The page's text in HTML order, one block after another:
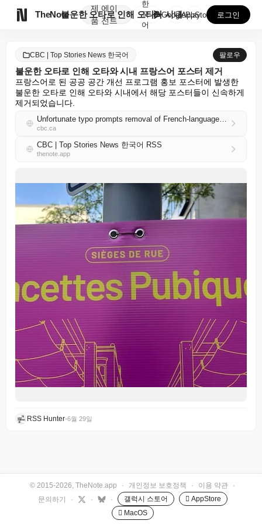
TheNote
제
품
에이
전트
불운한 오타로 인해 오타와 시내 프랑스어 포스터 제거
한
국
어
GooglePlay
AppStore 로그인
CBC | Top Stories News 한국어 팔로우
불운한 오타로 인해 오타와 시내 프랑스어 포스터 제거
프랑스어로 된 공공 공간 개선 프로그램 홍보 포스터에 발생한
불운한 오타로 인해 오타와 시내에서 해당 포스터들이 신속하게
제거되었습니다.
Unfortunate typo prompts removal of French-language posters from downtown Ottawa
cbc.ca
CBC | Top Stories News 한국어 RSS
thenote.app
RSS Hunter•6월 29일
© 2015-2026, TheNote.app · 개인정보 보호정책 · 이용 약관
·
문의하기
· · · 갤럭시 스토어
 AppStore
 MacOS